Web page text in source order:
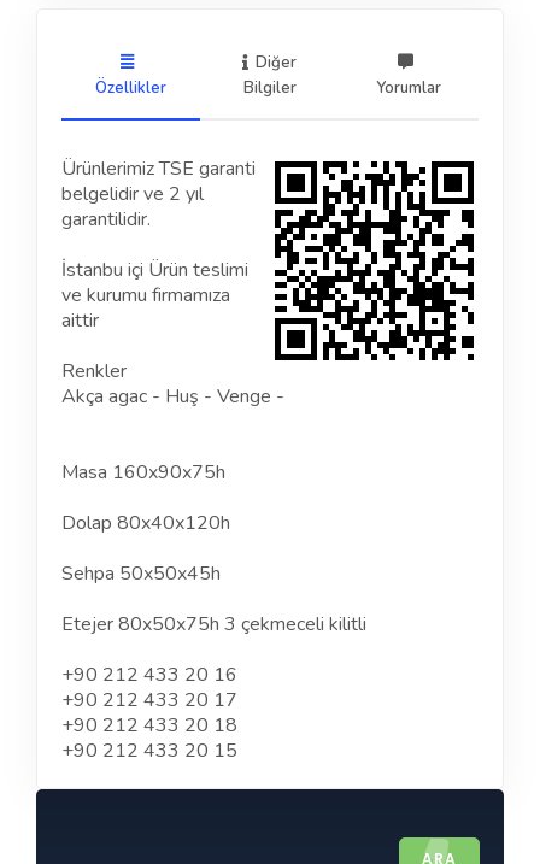
Özellikler
Diğer
Bilgiler
Yorumlar
Ürünlerimiz TSE garanti
belgelidir ve 2 yıl
garantilidir.
İstanbu içi Ürün teslimi
ve kurumu firmamıza
aittir
Renkler
Akça agac - Huş - Venge -
Masa 160x90x75h
Dolap 80x40x120h
Sehpa 50x50x45h
Etejer 80x50x75h 3 çekmeceli kilitli
+90 212 433 20 16
+90 212 433 20 17
+90 212 433 20 18
+90 212 433 20 15
ARA